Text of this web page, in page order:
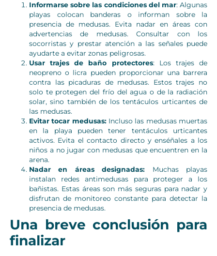
Informarse sobre las condiciones del mar: Algunas
playas colocan banderas o informan sobre la
presencia de medusas. Evita nadar en áreas con
advertencias de medusas. Consultar con los
socorristas y prestar atención a las señales puede
ayudarte a evitar zonas peligrosas.
Usar trajes de baño protectores: Los trajes de
neopreno o licra pueden proporcionar una barrera
contra las picaduras de medusas. Estos trajes no
solo te protegen del frío del agua o de la radiación
solar, sino también de los tentáculos urticantes de
las medusas.
Evitar tocar medusas: Incluso las medusas muertas
en la playa pueden tener tentáculos urticantes
activos. Evita el contacto directo y enséñales a los
niños a no jugar con medusas que encuentren en la
arena.
Nadar en áreas designadas: Muchas playas
instalan redes antimedusas para proteger a los
bañistas. Estas áreas son más seguras para nadar y
disfrutan de monitoreo constante para detectar la
presencia de medusas.
Una breve conclusión para
finalizar